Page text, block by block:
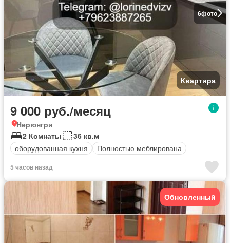
6фото
Квартира
9 000 руб./месяц
Нерюнгри
2 Комнаты
36 кв.м
оборудованная кухня
Полностью меблирована
5 часов назад
Обновленный